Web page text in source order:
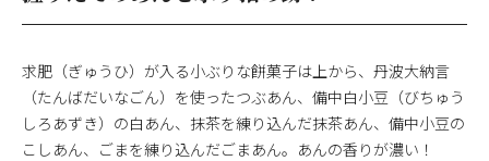
求肥（ぎゅうひ）が入る小ぶりな餅菓子は上から、丹波大納言
（たんばだいなごん）を使ったつぶあん、備中白小豆（びちゅう
しろあずき）の白あん、抹茶を練り込んだ抹茶あん、備中小豆の
こしあん、ごまを練り込んだごまあん。あんの香りが濃い！